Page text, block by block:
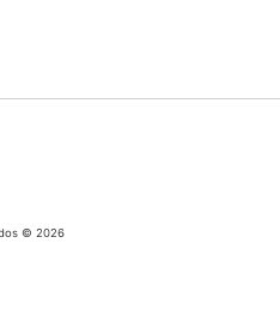
© 2026